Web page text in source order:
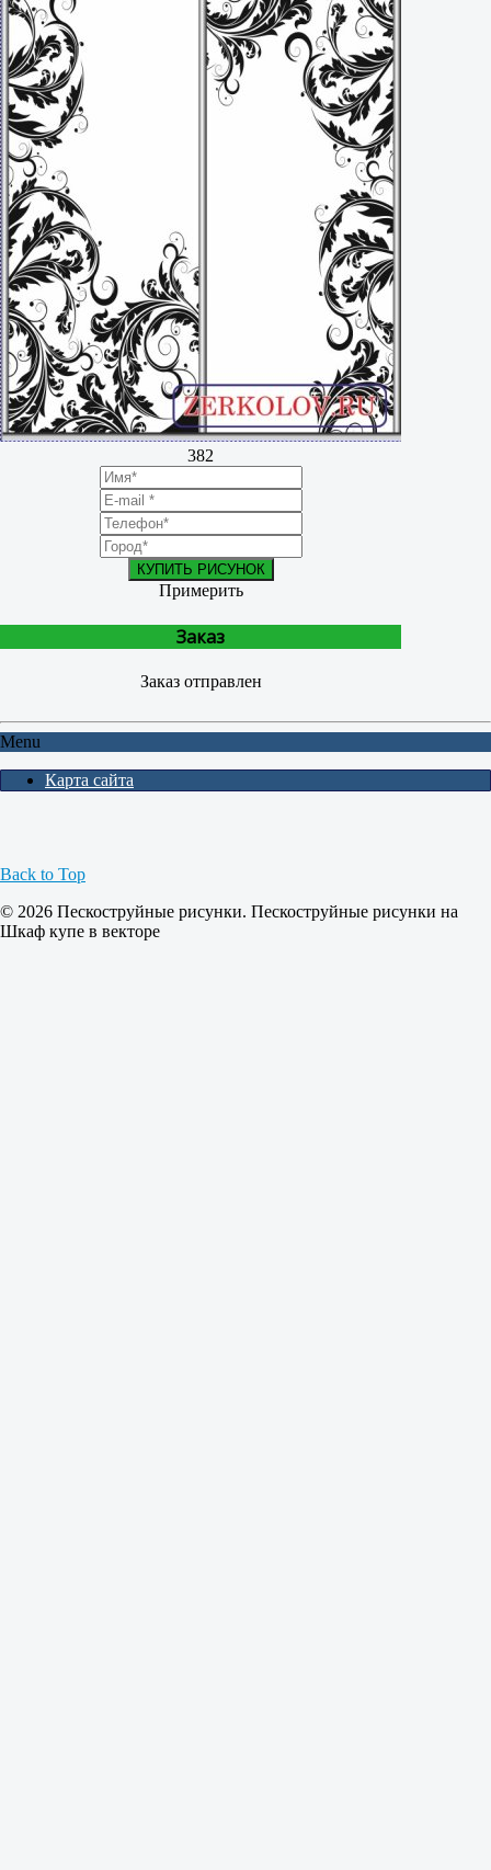
382
КУПИТЬ РИСУНОК
Примерить
Заказ
Заказ отправлен
Menu
Карта сайта
Back to Top
© 2026 Пескоструйные рисунки. Пескоструйные рисунки на
Шкаф купе в векторе